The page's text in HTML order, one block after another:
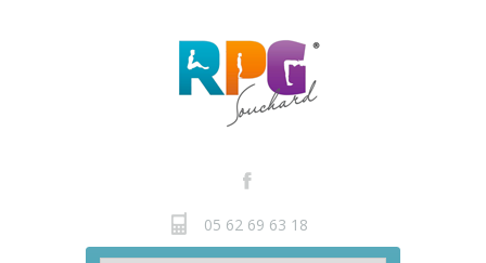
05 62 69 63 18